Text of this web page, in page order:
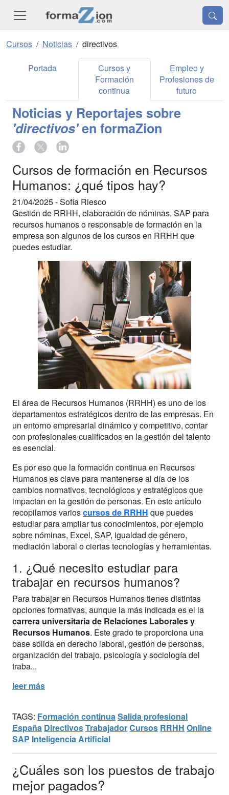
Cursos Noticias directivos
Portada
Cursos y
Formación
continua
Empleo y
Profesiones de
futuro
Noticias y Reportajes sobre
'directivos'en formaZion
Cursos de formación en Recursos
Humanos: ¿qué tipos hay?
21/04/2025 -Sofía Riesco
Gestión de RRHH, elaboración de nóminas, SAP para
recursos humanos o responsable de formación en la
empresa son algunos de los cursos en RRHH que
puedes estudiar.
El área de Recursos Humanos (RRHH) es uno de los
departamentos estratégicos dentro de las empresas. En
un entorno empresarial dinámico y competitivo, contar
con profesionales cualificados en la gestión del talento
es esencial.
Es por eso que la formación continua en Recursos
Humanos es clave para mantenerse al día de los
cambios normativos, tecnológicos y estratégicos que
impactan en la gestión de personas. En este artículo
recopilamos varioscursos de RRHH que puedes
estudiar para ampliar tus conocimientos, por ejemplo
sobre nóminas, Excel, SAP, igualdad de género,
mediación laboral o ciertas tecnologías y herramientas.
1. ¿Qué necesito estudiar para
trabajar en recursos humanos?
Para trabajar en Recursos Humanos tienes distintas
opciones formativas, aunque la más indicada es el la
carrera universitaria de Relaciones Laborales y
Recursos Humanos. Este grado te proporciona una
base sólida en derecho laboral, gestión de personas,
organización del trabajo, psicología y sociología del
traba...
leer más
TAGS: Formación continua Salida profesional
España DirectivosTrabajadorCursos RRHH Online
SAP Inteligencia Artificial
¿Cuáles son los puestos de trabajo
mejor pagados?